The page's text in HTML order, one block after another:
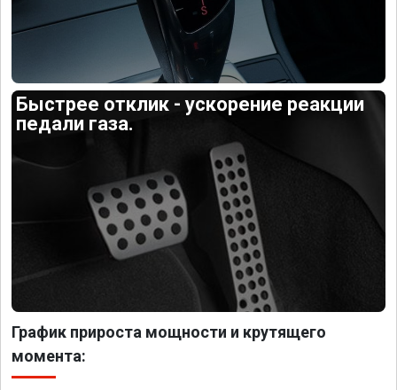
Быстрее отклик - ускорение реакции
педали газа.
График прироста мощности и крутящего
момента: